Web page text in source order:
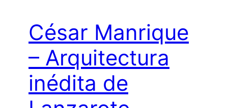
César Manrique
– Arquitectura
inédita de